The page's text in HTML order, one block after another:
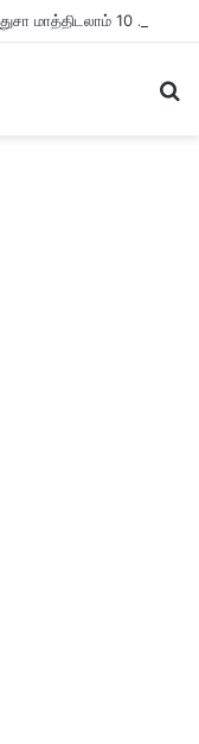
எத்தனை வருட பழைய தோசக்கல்லையும் புதுசா மாத்திடலாம் 10 நிமிடத்தில் பழைய தோசக்கல்லை பள பள என மாத்திடலாம்